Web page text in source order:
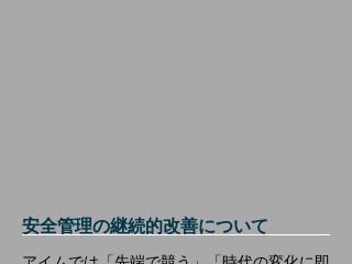
安全管理の継続的改善について